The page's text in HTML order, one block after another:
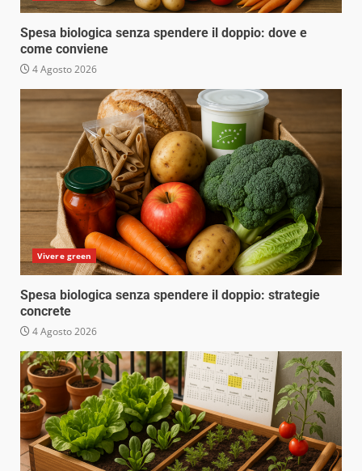
Spesa biologica senza spendere il doppio: dove e
come conviene
4 Agosto 2026
Vivere green
Spesa biologica senza spendere il doppio: strategie
concrete
4 Agosto 2026